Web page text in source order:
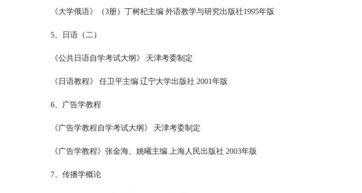
《大学俄语》（3册）丁树杞主编 外语教学与研究出版社1995年版
5、日语（二）
《公共日语自学考试大纲》 天津考委制定
《日语教程》 任卫平主编 辽宁大学出版社 2001年版
6、广告学教程
《广告学教程自学考试大纲》 天津考委制定
《广告学教程》张金海、姚曦主编 上海人民出版社 2003年版
7、传播学概论